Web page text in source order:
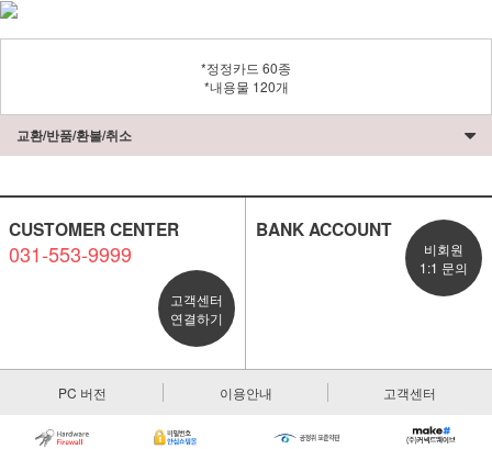
*정정카드 60종
*내용물 120개
교환/반품/환불/취소
CUSTOMER CENTER
031-553-9999
고객센터
연결하기
BANK ACCOUNT
비회원
1:1 문의
PC 버전 이용안내 고객센터